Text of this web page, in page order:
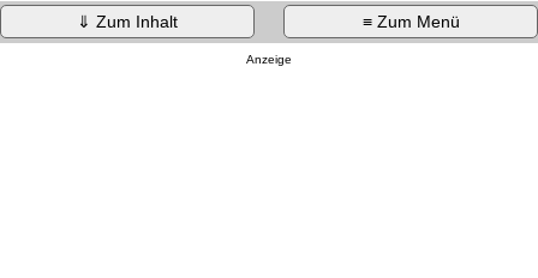
⇓ Zum Inhalt ≡ Zum Menü
Anzeige